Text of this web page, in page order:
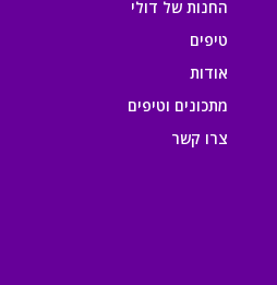
החנות של דולי
טיפים
אודות
מתכונים וטיפים
צרו קשר